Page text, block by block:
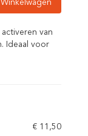
Winkelwagen
van
Ideaal voor
€ 11,50